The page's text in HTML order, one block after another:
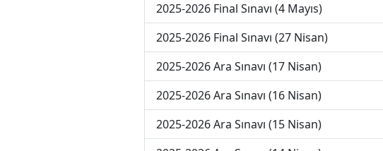
2025-2026 Final Sınavı (4 Mayıs)
2025-2026 Final Sınavı (27 Nisan)
2025-2026 Ara Sınavı (17 Nisan)
2025-2026 Ara Sınavı (16 Nisan)
2025-2026 Ara Sınavı (15 Nisan)